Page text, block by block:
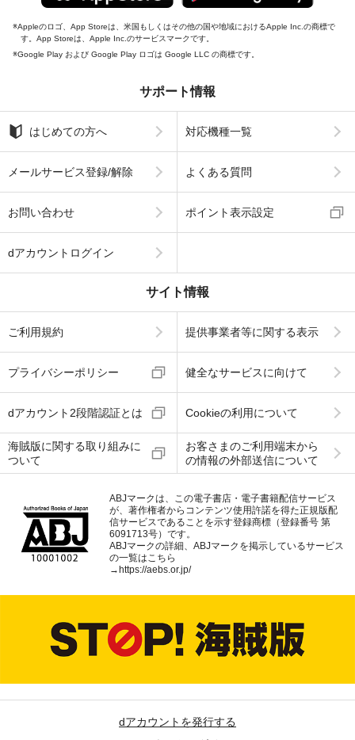
Appleのロゴ、App Storeは、米国もしくはその他の国や地域におけるApple Inc.の商標で
す。App Storeは、Apple Inc.のサービスマークです。
Google Play および Google Play ロゴは Google LLC の商標です。
サポート情報
はじめての方へ 対応機種一覧
メールサービス登録/解除 よくある質問
お問い合わせ ポイント表示設定
dアカウントログイン
サイト情報
ご利用規約 提供事業者等に関する表示
プライバシーポリシー 健全なサービスに向けて
dアカウント2段階認証とは Cookieの利用について
海賊版に関する取り組みに
ついて
お客さまのご利用端末から
の情報の外部送信について
ABJマークは、この電子書店・電子書籍配信サービス
が、著作権者からコンテンツ使用許諾を得た正規版配
信サービスであることを示す登録商標（登録番号 第
6091713号）です。
ABJマークの詳細、ABJマークを掲示しているサービス
の一覧はこちら
→https://aebs.or.jp/
dアカウントを発行する